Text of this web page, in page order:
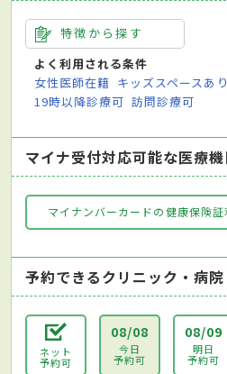
特徴から探す
よく利用される条件
女性医師在籍 キッズスペースあり
19時以降診療可 訪問診療可
マイナ受付対応可能な医療
マイナンバーカードの健康保険証
予約できるクリニック・病院
ネット
予約可
08/08
今日
予約可
08/09
明日
予約可